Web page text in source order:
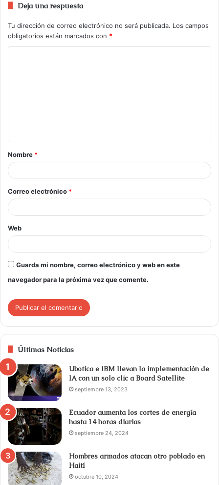
Deja una respuesta
Tu dirección de correo electrónico no será publicada. Los campos
obligatorios están marcados con *
Nombre *
Correo electrónico *
Web
Guarda mi nombre, correo electrónico y web en este
navegador para la próxima vez que comente.
Últimas Noticias
Ubotica e IBM llevan la implementación de
IA con un solo clic a Board Satellite
septiembre 13, 2023
Ecuador aumenta los cortes de energía
hasta 14 horas diarias
septiembre 24, 2024
Hombres armados atacan otro poblado en
Haití
octubre 10, 2024